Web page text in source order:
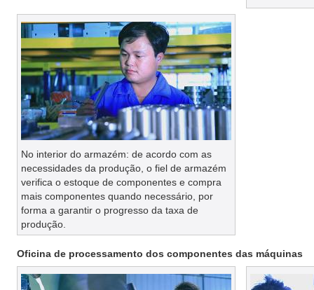
No interior do armazém: de acordo com as
necessidades da produção, o fiel de armazém
verifica o estoque de componentes e compra
mais componentes quando necessário, por
forma a garantir o progresso da taxa de
produção.
Oficina de processamento dos componentes das máquinas